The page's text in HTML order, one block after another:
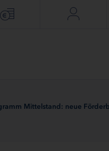
Mittelstand: neue